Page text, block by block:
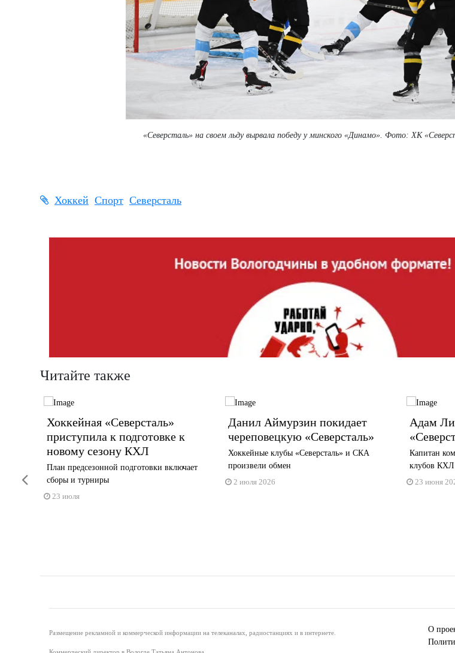
«Северсталь» на своем льду вырвала победу у минского «Динамо». Фото: ХК
Хоккей Спорт Северсталь
Читайте также
Хоккейная «Северсталь»
приступила к подготовке к
новому сезону КХЛ
План предсезонной подготовки включает
сборы и турниры
23 июля
Данил Аймурзин покидает
череповецкую «Северсталь»
️Хоккейные клубы «Северсталь» и СКА
произвели обмен
2 июля 2026
Адам
Капитан
клубов КХЛ
23 июня
Размещение рекламной и коммерческой информации на телеканалах, радиостанциях и в интернете.
Коммерческий директор в Вологде Татьяна Антонова
О